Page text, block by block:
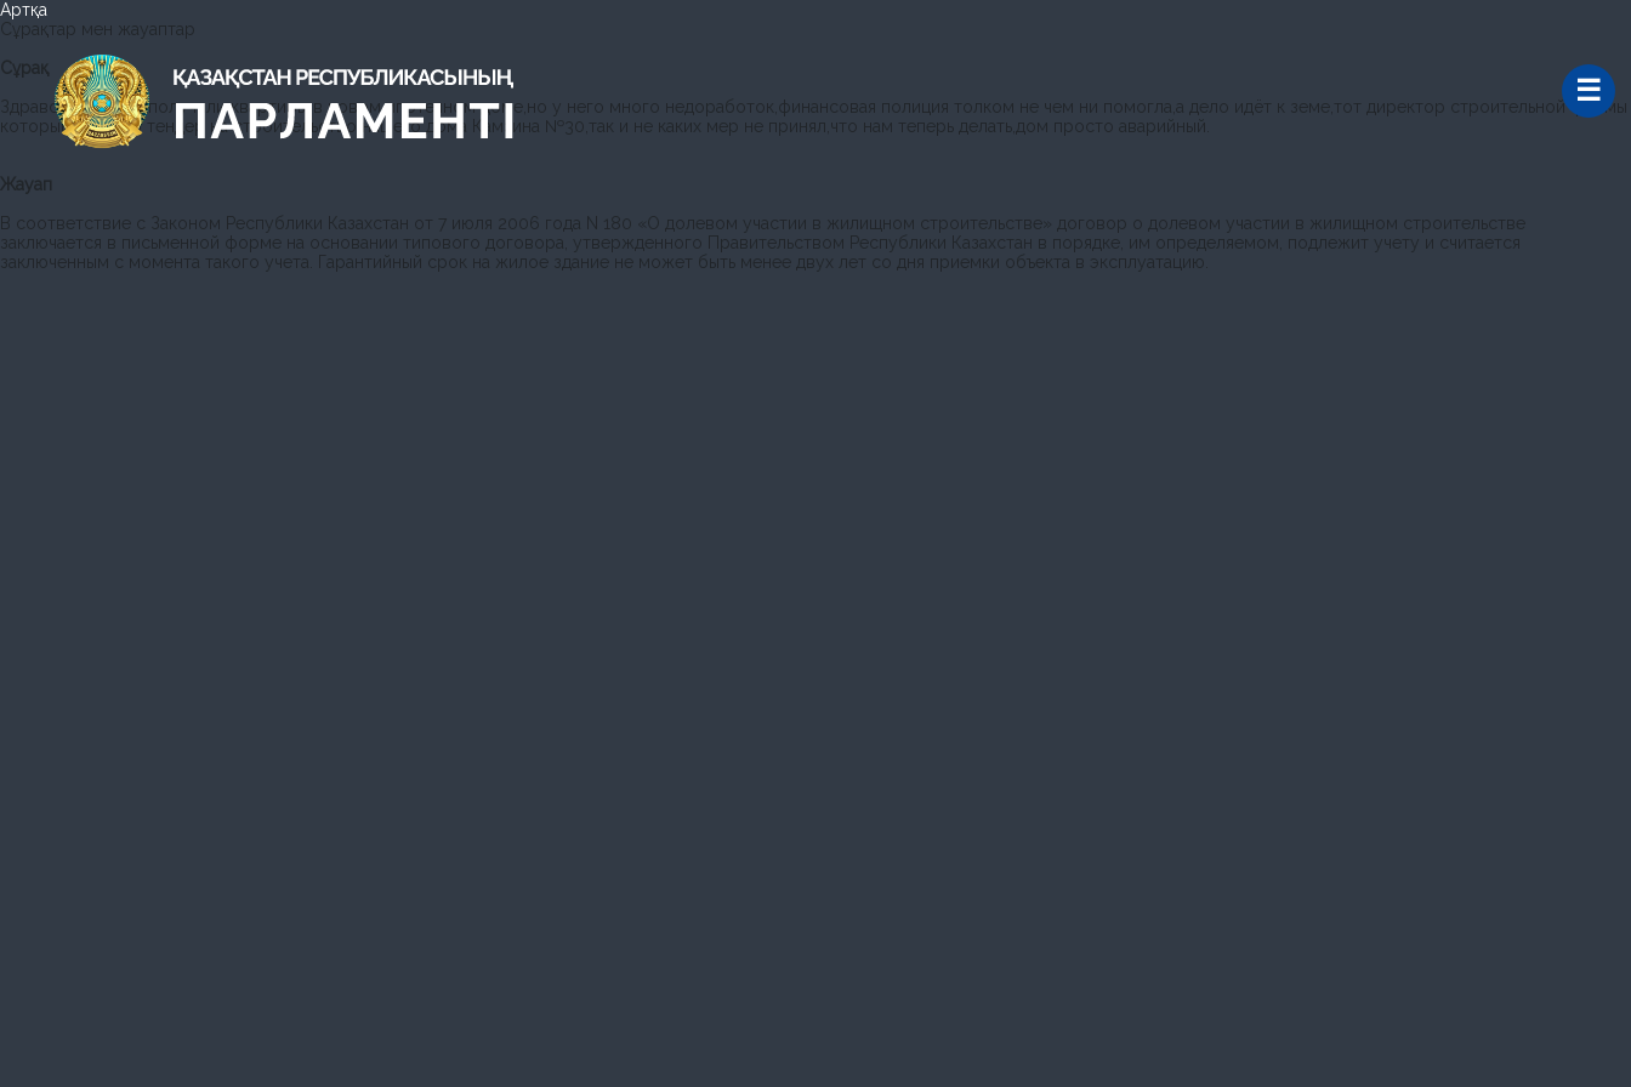
Артқа
Сұрақтар мен жауаптар
Сұрақ
Здравствуйте!Мы получили квартиры в новом ипотечном доме,но у него много недоработок,финансовая полиция толком не чем ни помогла,а дело идёт к земе,тот директор строительной фирмы
который выиграл тендер на строительство нашего дома Камзина №30,так и не каких мер не принял,что нам теперь делать,дом просто аварийный.
Жауап
В соответствие с Законом Республики Казахстан от 7 июля 2006 года N 180 «О долевом участии в жилищном строительстве» договор о долевом участии в жилищном строительстве
заключается в письменной форме на основании типового договора, утвержденного Правительством Республики Казахстан в порядке, им определяемом, подлежит учету и считается
заключенным с момента такого учета. Гарантийный срок на жилое здание не может быть менее двух лет со дня приемки объекта в эксплуатацию.